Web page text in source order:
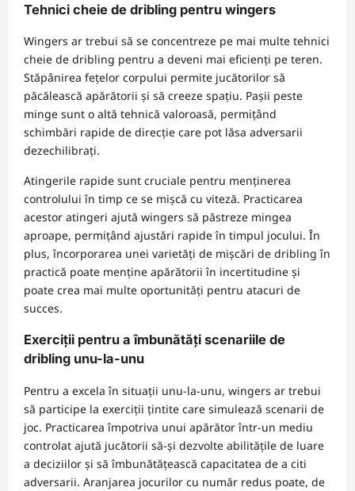
Tehnici cheie de dribling pentru wingers
Wingers ar trebui să se concentreze pe mai multe tehnici
cheie de dribling pentru a deveni mai eficienți pe teren.
Stăpânirea fețelor corpului permite jucătorilor să
păcălească apărătorii și să creeze spațiu. Pașii peste
minge sunt o altă tehnică valoroasă, permițând
schimbări rapide de direcție care pot lăsa adversarii
dezechilibrați.
Atingerile rapide sunt cruciale pentru menținerea
controlului în timp ce se mișcă cu viteză. Practicarea
acestor atingeri ajută wingers să păstreze mingea
aproape, permițând ajustări rapide în timpul jocului. În
plus, încorporarea unei varietăți de mișcări de dribling în
practică poate menține apărătorii în incertitudine și
poate crea mai multe oportunități pentru atacuri de
succes.
Exerciții pentru a îmbunătăți scenariile de
dribling unu-la-unu
Pentru a excela în situații unu-la-unu, wingers ar trebui
să participe la exerciții țintite care simulează scenarii de
joc. Practicarea împotriva unui apărător într-un mediu
controlat ajută jucătorii să-și dezvolte abilitățile de luare
a deciziilor și să îmbunătățească capacitatea de a citi
adversarii. Aranjarea jocurilor cu număr redus poate, de